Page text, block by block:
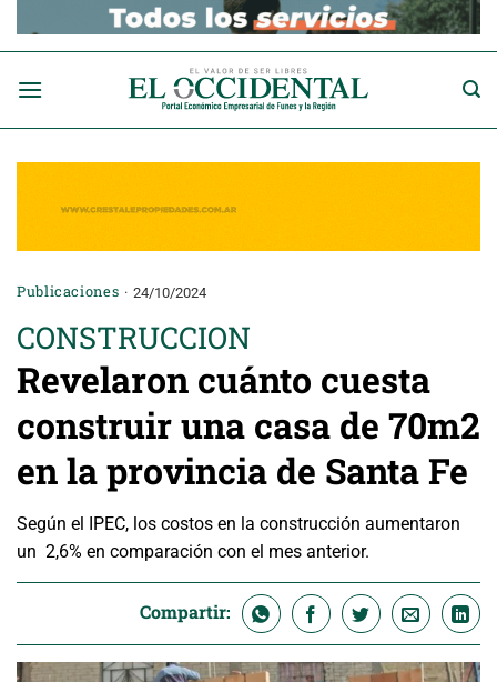
Publicaciones 24/10/2024
CONSTRUCCION
Revelaron cuánto cuesta
construir una casa de 70m2
en la provincia de Santa Fe
Según el IPEC, los costos en la construcción aumentaron
un 2,6% en comparación con el mes anterior.
Compartir: